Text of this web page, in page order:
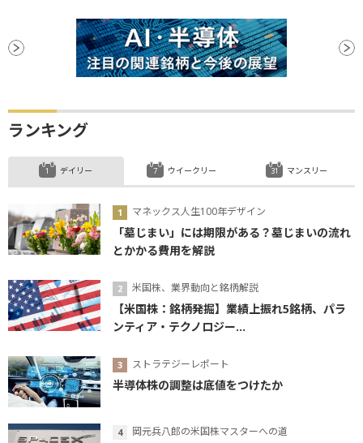
ランキング
デイリー
マネックス人生100年デザイン
「墓じまい」には期限がある？墓じまいの流れ
とかかる費用を解説
米国株、業界動向と銘柄解説
【米国株：銘柄発掘】業績上振れ5銘柄、パラ
ンティア・テクノロジー...
ストラテジーレポート
半導体株の調整は底値をつけたか
岡元兵八郎の米国株マスターへの道
ウイークリー マンスリー